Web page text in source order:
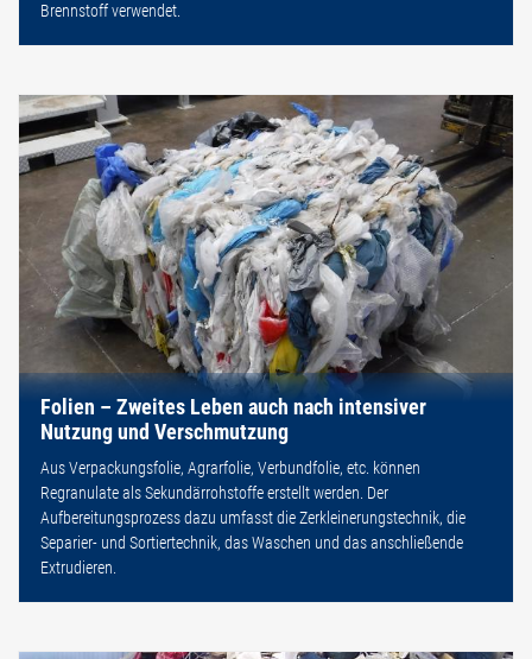
Brennstoff verwendet.
Folien – Zweites Leben auch nach intensiver
Nutzung und Verschmutzung
Aus Verpackungsfolie, Agrarfolie, Verbundfolie, etc. können
Regranulate als Sekundärrohstoffe erstellt werden. Der
Aufbereitungsprozess dazu umfasst die Zerkleinerungstechnik, die
Separier- und Sortiertechnik, das Waschen und das anschließende
Extrudieren.